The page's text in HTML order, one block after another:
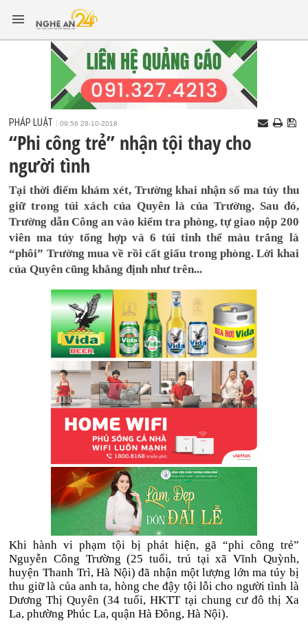
PHÁP LUẬT 09:56 28-10-2018
“Phi công trẻ” nhận tội thay cho
người tình
Tại thời điểm khám xét, Trường khai nhận số ma túy thu
giữ trong túi xách của Quyên là của Trường. Sau đó,
Trường dẫn Công an vào kiểm tra phòng, tự giao nộp 200
viên ma túy tổng hợp và 6 túi tinh thể màu trắng là
“phôi” Trường mua về rồi cất giấu trong phòng. Lời khai
của Quyên cũng khẳng định như trên...
Khi hành vi phạm tội bị phát hiện, gã “phi công trẻ”
Nguyễn Công Trường (25 tuổi, trú tại xã Vĩnh Quỳnh,
huyện Thanh Trì, Hà Nội) đã nhận một lượng lớn ma túy bị
thu giữ là của anh ta, hòng che đậy tội lỗi cho người tình là
Dương Thị Quyên (34 tuổi, HKTT tại chung cư đô thị Xa
La, phường Phúc La, quận Hà Đông, Hà Nội).